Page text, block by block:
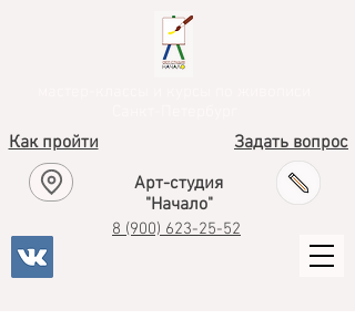
Арт-студия
"Начало"
8 (900) 623-25-52
Задать вопрос
Как пройти